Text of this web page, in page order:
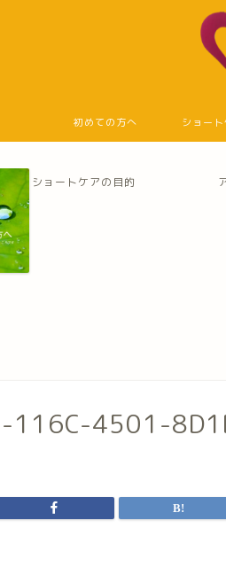
初めての方へ ショー
ショートケアの目的
116C-4501-